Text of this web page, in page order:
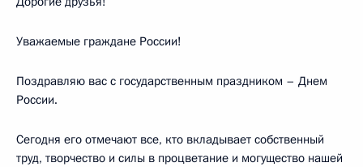
Уважаемые граждане России!
Поздравляю вас с государственным праздником – Днем
России.
Сегодня его отмечают все, кто вкладывает собственный
труд, творчество и силы в процветание и могущество нашей